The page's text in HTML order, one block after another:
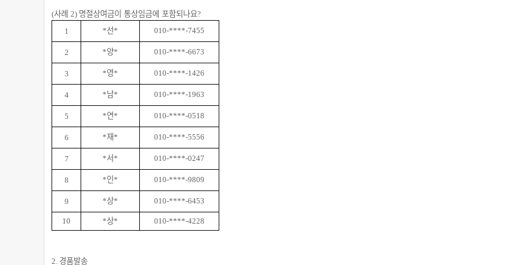
(사례 2) 명절상여금이 통상임금에 포함되나요?
1
*선* 010-****-7455
2 *양* 010-****-6673
3 *영* 010-****-1426
4 *남* 010-****-1963
5 *연* 010-****-0518
6 *재* 010-****-5556
7 *서* 010-****-0247
8 *인* 010-****-9809
9 *상* 010-****-6453
10 *상* 010-****-4228
2. 경품발송